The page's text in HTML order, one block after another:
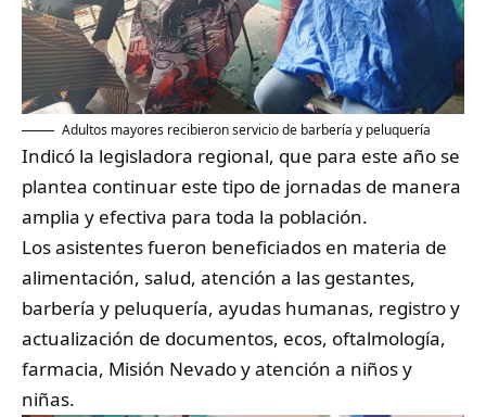
Adultos mayores recibieron servicio de barbería y peluquería
Indicó la legisladora regional, que para este año se
plantea continuar este tipo de jornadas de manera
amplia y efectiva para toda la población.
Los asistentes fueron beneficiados en materia de
alimentación, salud, atención a las gestantes,
barbería y peluquería, ayudas humanas, registro y
actualización de documentos, ecos, oftalmología,
farmacia, Misión Nevado y atención a niños y
niñas.